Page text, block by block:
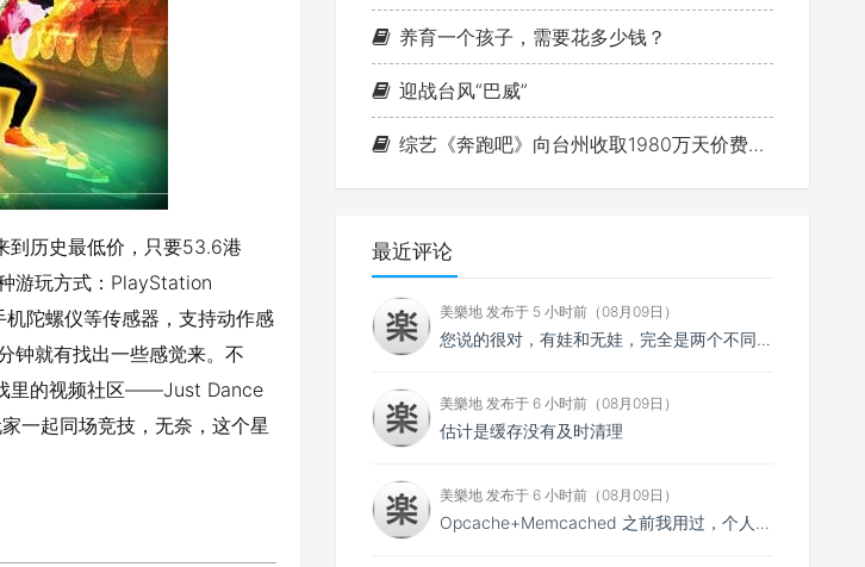
到历史最低价，只要53.6港
游玩方式：PlayStation
陀螺仪等传感器，支持动作感
钟就有找出一些感觉来。不
里的视频社区——Just Dance
一起同场竞技，无奈，这个星
养育一个孩子，需要花多少钱？
迎战台风“巴威”
综艺《奔跑吧》向台州收取1980万天价费用事件
最近评论
美樂地 发布于 5 小时前（08月09日）
您说的很对，有娃和无娃，完全是两个不同的体验！
美樂地 发布于 6 小时前（08月09日）
估计是缓存没有及时清理
美樂地 发布于 6 小时前（08月09日）
Opcache+Memcached 之前我用过，个人感觉效果不如 Opcache+Redis